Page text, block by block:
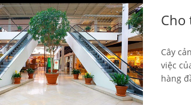
Cho
Cây
việc
hàng